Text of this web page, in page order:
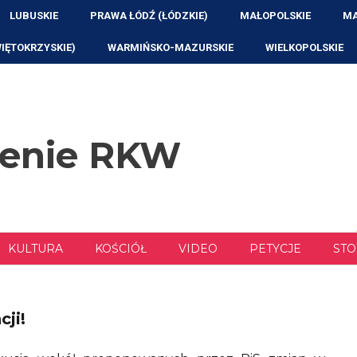
LUBUSKIE PRAWA ŁÓDŹ (ŁÓDZKIE) MAŁOPOLSKIE
WARMIŃSKO-MAZURSKIE WIELKOPOLSKIE
RKW
KULTURA KOŚCIÓŁ VIDEO PETYCJE